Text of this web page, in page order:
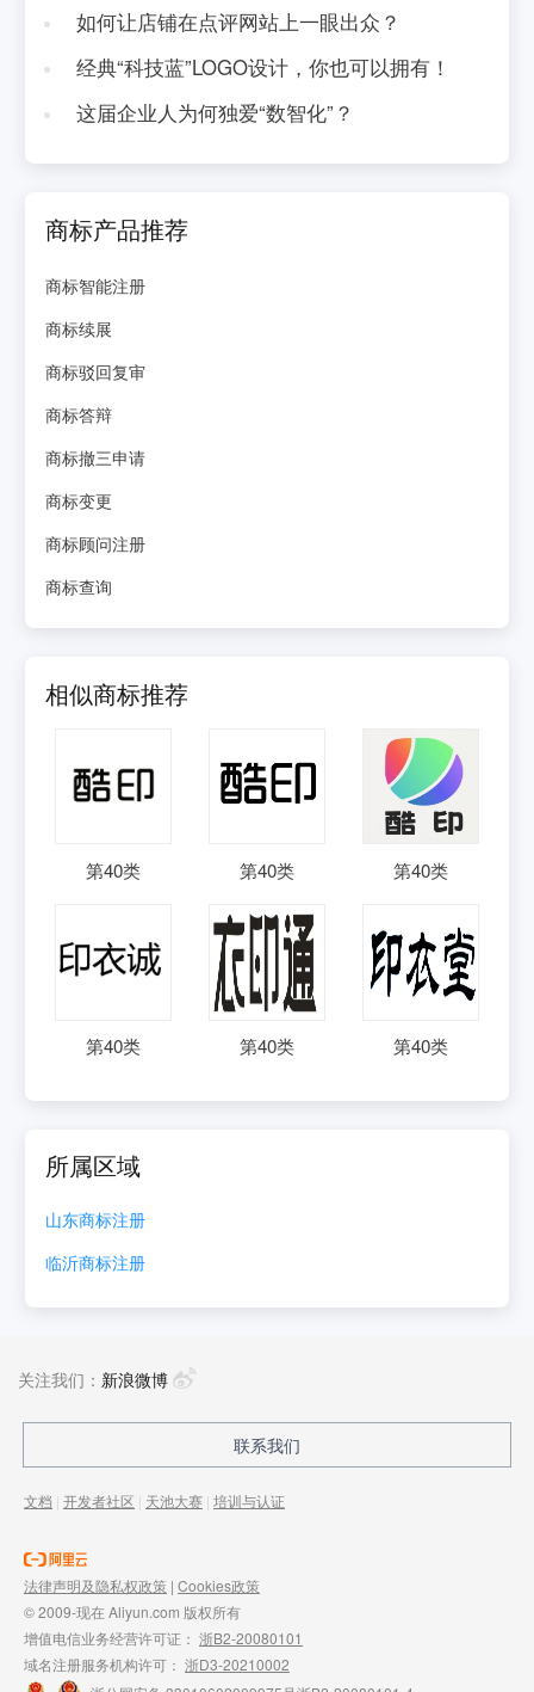
如何让店铺在点评网站上一眼出众？
经典“科技蓝”LOGO设计，你也可以拥有！
这届企业人为何独爱“数智化”？
商标产品推荐
商标智能注册
商标续展
商标驳回复审
商标答辩
商标撤三申请
商标变更
商标顾问注册
商标查询
相似商标推荐
第40类 第40类 第40类
第40类 第40类 第40类
所属区域
山东商标注册
临沂商标注册